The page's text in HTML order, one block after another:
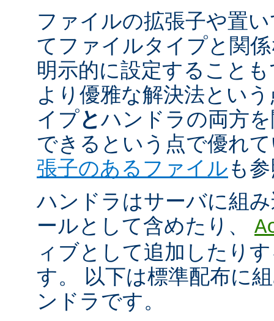
ファイルの拡張子や置
てファイルタイプと関
明示的に設定すること
より優雅な解決法とい
イプとハンドラの両方
できるという点で優れ
張子のあるファイルも
ハンドラはサーバに組
ールとして含めたり、
ィブとして追加したり
す。 以下は標準配布に
ンドラです。